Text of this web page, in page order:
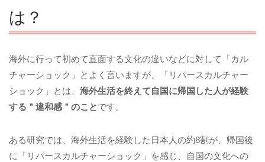
は？
海外に行って初めて直面する文化の違いなどに対して「カル
チャーショック」とよく言いますが、「リバースカルチャー
ショック」とは、 海外生活を終えて自国に帰国した人が経験
する＂違和感＂のことです。
ある研究では、海外生活を経験した日本人の約8割が、帰国後
に「リバースカルチャーショック」を感じ、自国の文化への